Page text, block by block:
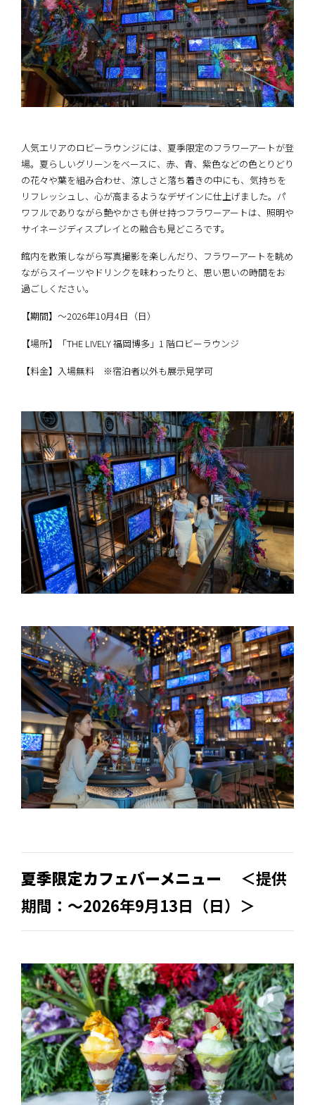
人気エリアのロビーラウンジには、夏季限定のフラワーアートが登
場。夏らしいグリーンをベースに、赤、青、紫色などの色とりどり
の花々や葉を組み合わせ、涼しさと落ち着きの中にも、気持ちを
リフレッシュし、心が高まるようなデザインに仕上げました。パ
ワフルでありながら艶やかさも併せ持つフラワーアートは、照明や
サイネージディスプレイとの融合も見どころです。
館内を散策しながら写真撮影を楽しんだり、フラワーアートを眺め
ながらスイーツやドリンクを味わったりと、思い思いの時間をお
過ごしください。
【期間】～2026年10月4日（日）
【場所】「THE LIVELY 福岡博多」1 階ロビーラウンジ
【料金】入場無料 ※宿泊者以外も展示見学可
夏季限定カフェバーメニュー ＜提供
期間：～2026年9月13日（日）＞